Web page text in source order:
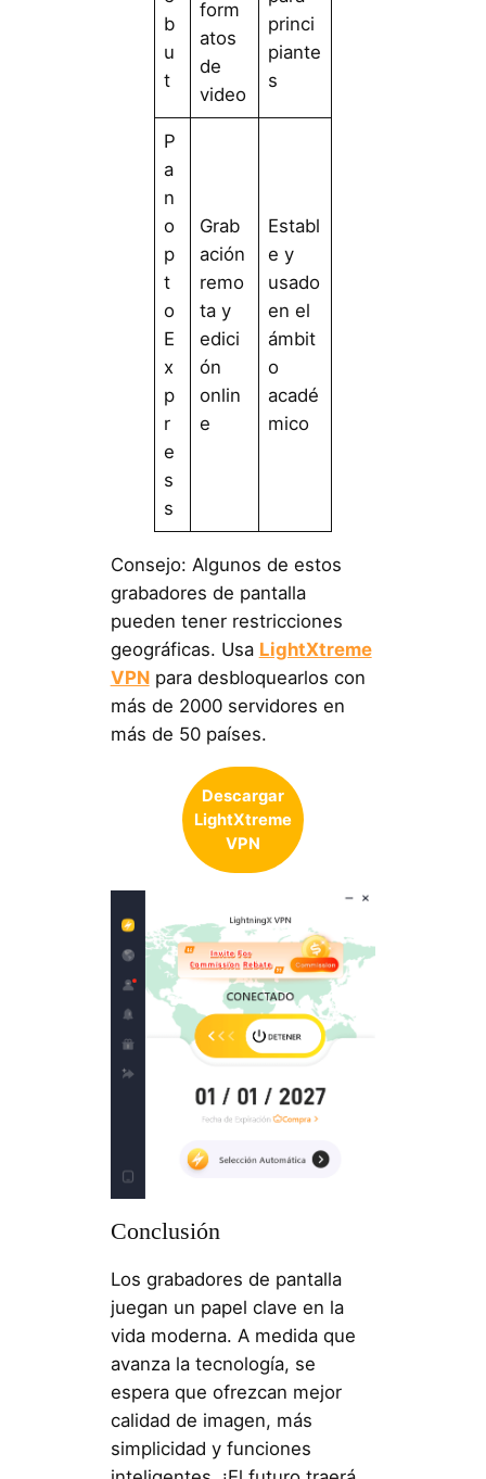
b
u
t
form
atos
de
video
princi
piante
s
P
a
n
o
p
t
o
E
x
p
r
e
s
s
Grab
ación
remo
ta y
edici
ón
onlin
e
Establ
e y
usado
en el
ámbit
o
acadé
mico
Consejo: Algunos de estos
grabadores de pantalla
pueden tener restricciones
geográficas. Usa LightXtreme
VPNpara desbloquearlos con
más de 2000 servidores en
más de 50 países.
Descargar
LightXtreme
VPN
Conclusión
Los grabadores de pantalla
juegan un papel clave en la
vida moderna. A medida que
avanza la tecnología, se
espera que ofrezcan mejor
calidad de imagen, más
simplicidad y funciones